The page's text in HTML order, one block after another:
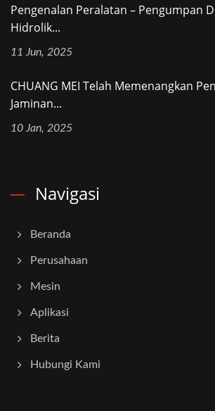
Pengenalan Peralatan – Pengumpan
Hidrolik...
11 Jun, 2025
CHUANG MEI Telah Memenangkan
Jaminan...
10 Jan, 2025
Navigasi
Beranda
Perusahaan
Mesin
Aplikasi
Berita
Hubungi Kami